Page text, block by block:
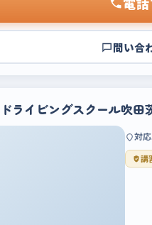
問い合
ライビングスクール吹田
対
講